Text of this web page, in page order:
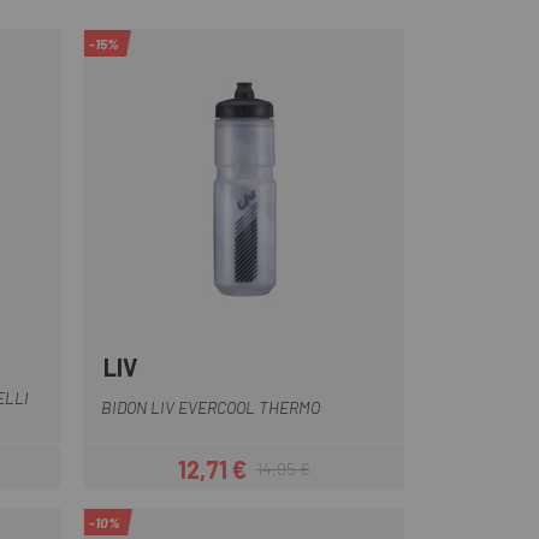
-15%
LIV
BIDON LIV EVERCOOL THERMO
Precio
12,71 €Precio regular
14,95 €
-10%